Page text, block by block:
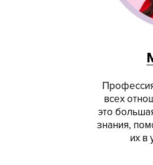
всех
это
знания,
их в